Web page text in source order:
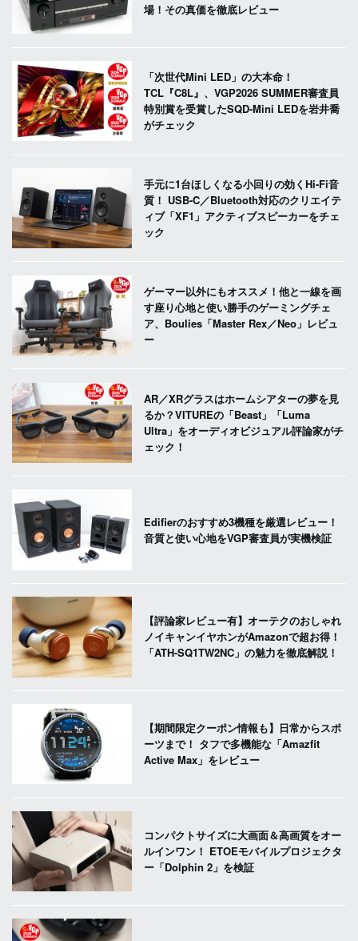
場！その真価を徹底レビュー
「次世代Mini LED」の大本命！
TCL『C8L』、VGP2026 SUMMER審査員
特別賞を受賞したSQD-Mini LEDを岩井喬
がチェック
手元に1台ほしくなる小回りの効くHi-Fi音
質！ USB-C／Bluetooth対応のクリエイテ
ィブ「XF1」アクティブスピーカーをチェ
ック
ゲーマー以外にもオススメ！他と一線を画
す座り心地と使い勝手のゲーミングチェ
ア、Boulies「Master Rex／Neo」レビュ
ー
AR／XRグラスはホームシアターの夢を見
るか？VITUREの「Beast」「Luma
Ultra」をオーディオビジュアル評論家がチ
ェック！
Edifierのおすすめ3機種を厳選レビュー！
音質と使い心地をVGP審査員が実機検証
【評論家レビュー有】オーテクのおしゃれ
ノイキャンイヤホンがAmazonで超お得！
「ATH-SQ1TW2NC」の魅力を徹底解説！
【期間限定クーポン情報も】日常からスポ
ーツまで！ タフで多機能な「Amazfit
Active Max」をレビュー
コンパクトサイズに大画面＆高画質をオー
ルインワン！ ETOEモバイルプロジェクタ
ー「Dolphin 2」を検証